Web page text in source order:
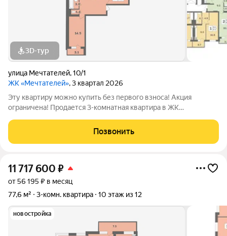
3D-тур
улица Мечтателей,10/1
ЖК «Мечтателей», 3 квартал 2026
Эту квартиру можно купить без первого взноса! Акция
ограничена! Продается 3-комнатная квартира в ЖК
77.1 кв.м.Дом из красного кирпича+монолит. Действуют все
ипотечные программы с господдержкой.
Позвонить
11 717 600 ₽
от 56 195 ₽ в месяц
77,6 м²
3-комн. квартира 10 этаж из 12
новостройка